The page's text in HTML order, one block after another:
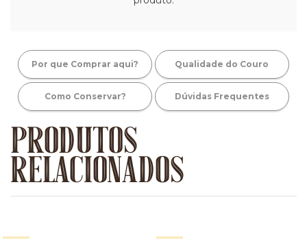
Por que Comprar aqui? Qualidade do Couro
Como Conservar? Dúvidas Frequentes
PRODUTOS
RELACIONADOS